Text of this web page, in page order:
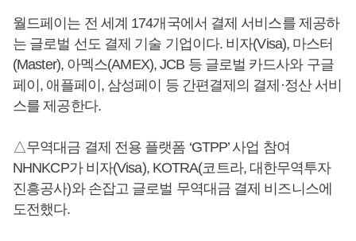
월드페이는 전 세계 174개국에서 결제 서비스를 제공하
는 글로벌 선도 결제 기술 기업이다. 비자(Visa), 마스터
(Master), 아멕스(AMEX), JCB 등 글로벌 카드사와 구글
페이, 애플페이, 삼성페이 등 간편결제의 결제·정산 서비
스를 제공한다.
△무역대금 결제 전용 플랫폼 ‘GTPP’ 사업 참여
NHNKCP가 비자(Visa), KOTRA(코트라, 대한무역투자
진흥공사)와 손잡고 글로벌 무역대금 결제 비즈니스에
도전했다.